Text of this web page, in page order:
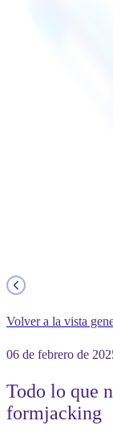
Volver a la vista
06 de febrero de
Todo lo que
formjacking